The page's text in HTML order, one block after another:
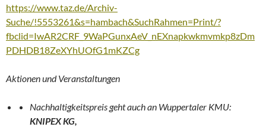
https://www.taz.de/Archiv-
Suche/!5553261&s=hambach&SuchRahmen=Print/?
fbclid=IwAR2CRF_9WaPGunxAeV_nEXnapkwkmvmkp8zDm
PDHDB18ZeXYhUOfG1mKZCg
Aktionen und Veranstaltungen
Nachhaltigkeitspreis geht auch an Wuppertaler KMU:
KNIPEX KG,